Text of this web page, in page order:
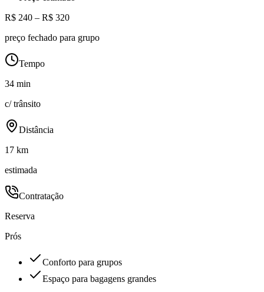
R$ 240 – R$ 320
preço fechado para grupo
Tempo
34 min
c/ trânsito
Distância
17 km
estimada
Contratação
Reserva
Prós
Conforto para grupos
Espaço para bagagens grandes